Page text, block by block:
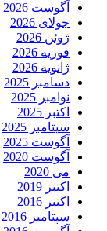
آگوست 2026
جولای 2026
ژوئن 2026
فوریه 2026
ژانویه 2026
دسامبر 2025
نوامبر 2025
اکتبر 2025
سپتامبر 2025
آگوست 2025
آگوست 2020
می 2020
اکتبر 2019
اکتبر 2016
سپتامبر 2016